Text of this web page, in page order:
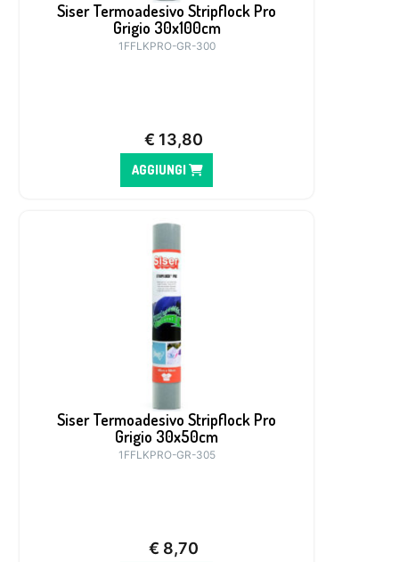
Siser Termoadesivo Stripflock Pro
Grigio 30x100cm
1FFLKPRO-GR-300
€ 13,80
AGGIUNGI
Siser Termoadesivo Stripflock Pro
Grigio 30x50cm
1FFLKPRO-GR-305
€ 8,70